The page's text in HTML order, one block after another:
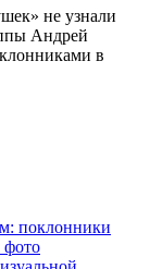
не узнали
Андрей
в
поклонники
фото